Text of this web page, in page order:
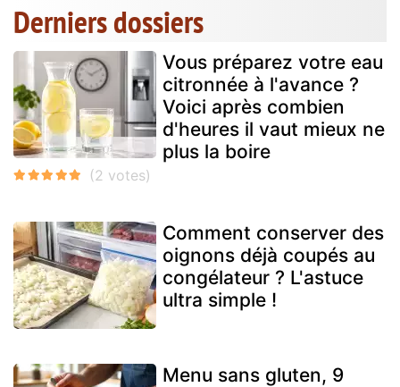
Derniers dossiers
Vous préparez votre eau
citronnée à l'avance ?
Voici après combien
d'heures il vaut mieux ne
plus la boire
Comment conserver des
oignons déjà coupés au
congélateur ? L'astuce
ultra simple !
Menu sans gluten, 9